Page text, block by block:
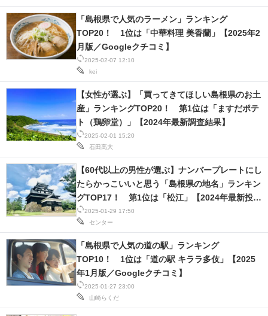
エネルギーの専門メディア
建設×テクノロジーの最前線
ちょっと気になるネットの話題
2025-02-07 12:10
kei
「島根県で人気のラーメン」ランキング
TOP20！ 1位は「中華料理 美香蘭」【2025年2
月版／Googleクチコミ】
2025-02-01 15:20
石田高大
【女性が選ぶ】「買ってきてほしい島根県のお土
産」ランキングTOP20！ 第1位は「ますだポテ
ト（鶏卵堂）」【2024年最新調査結果】
2025-01-29 17:50
センター
【60代以上の男性が選ぶ】ナンバープレートにし
たらかっこいいと思う「島根県の地名」ランキン
グTOP17！ 第1位は「松江」【2024年最新投票
結果】
2025-01-27 23:00
山崎らくだ
「島根県で人気の道の駅」ランキング
TOP10！ 1位は「道の駅 キララ多伎」【2025
年1月版／Googleクチコミ】